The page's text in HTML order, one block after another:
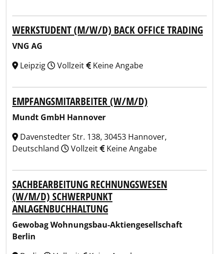
WERKSTUDENT (M/W/D) BACK OFFICE TRADING
VNG AG
Leipzig
Vollzeit Keine Angabe
EMPFANGSMITARBEITER (W/M/D)
Mundt GmbH Hannover
Davenstedter Str. 138, 30453 Hannover,
Deutschland
Vollzeit Keine Angabe
SACHBEARBEITUNG RECHNUNGSWESEN
(W/M/D) SCHWERPUNKT
ANLAGENBUCHHALTUNG
Gewobag Wohnungsbau-Aktiengesellschaft
Berlin